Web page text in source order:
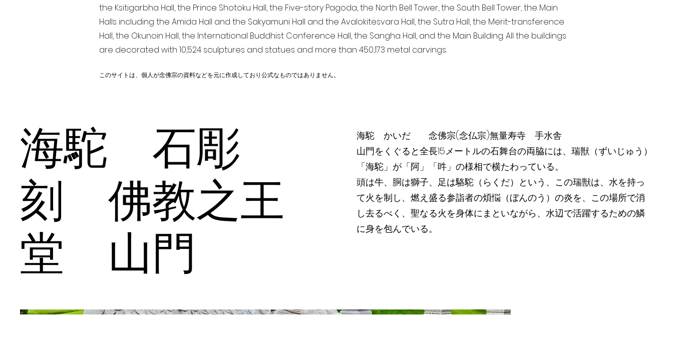
the Ksitigarbha Hall, the Prince Shotoku Hall, the Five-story Pagoda, the North Bell Tower, the South Bell Tower, the Main
Halls including the Amida Hall and the Sakyamuni Hall and the Avalokitesvara Hall, the Sutra Hall, the Merit-transference
Hall, the Okunoin Hall, the International Buddhist Conference Hall, the Sangha Hall, and the Main Building. All the buildings
are decorated with 10,524 sculptures and statues and more than 450,173 metal carvings.
このサイトは、個人が念佛宗の資料などを元に作成しており公式なものではありません。
海駝 石彫
刻 佛教之王
堂 山門
海駝 かいだ 念佛宗(念仏宗)無量寿寺 手水舎
山門をくぐると全長15メートルの石舞台の両脇には、瑞獣（ずいじゅう）
「海駝」が「阿」「吽」の様相で横たわっている。
頭は牛、胴は獅子、足は駱駝（らくだ）という、この瑞獣は、水を持っ
て火を制し、燃え盛る参詣者の煩悩（ぼんのう）の炎を、この場所で消
し去るべく、聖なる火を身体にまといながら、水辺で活躍するための鱗
に身を包んでいる。